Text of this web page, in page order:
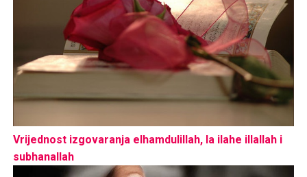
Vrijednost izgovaranja elhamdulillah, la ilahe illallah i
subhanallah